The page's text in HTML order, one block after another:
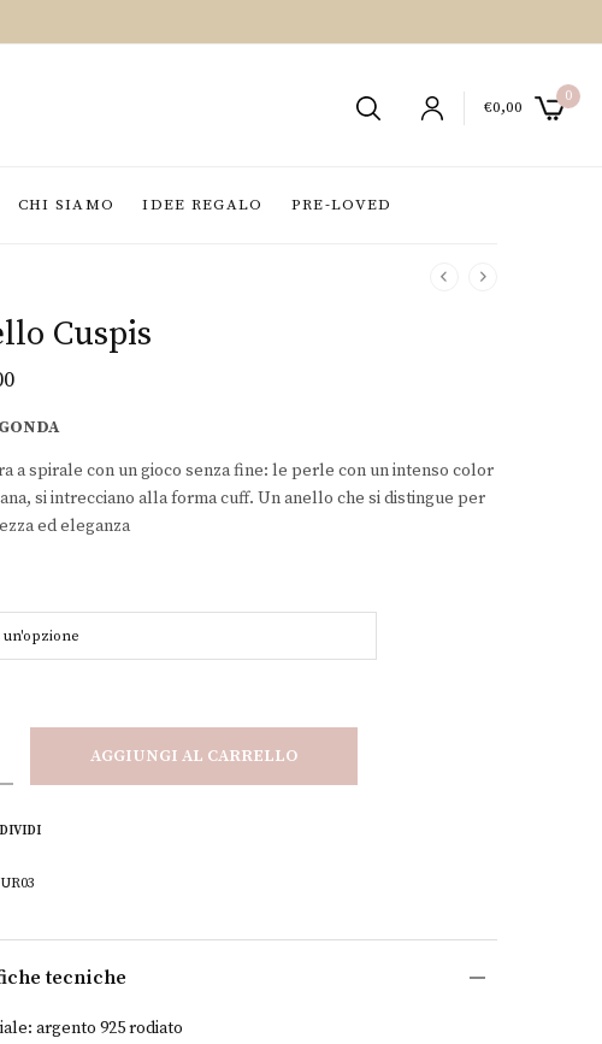
€0,00
0
CHI SIAMO IDEE REGALO PRE-LOVED
Cuspis
a spirale con un gioco senza fine: le perle con un intenso color
si intrecciano alla forma cuff. Un anello che si distingue per
ed eleganza
AGGIUNGI AL CARRELLO
tecniche
argento 925 rodiato